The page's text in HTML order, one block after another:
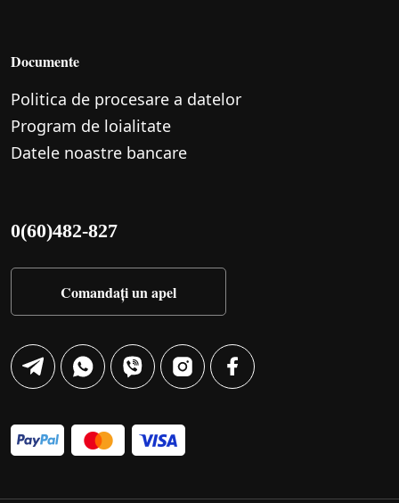
Documente
Politica de procesare a datelor
Program de loialitate
Datele noastre bancare
0(60)482-827
Comandați un apel